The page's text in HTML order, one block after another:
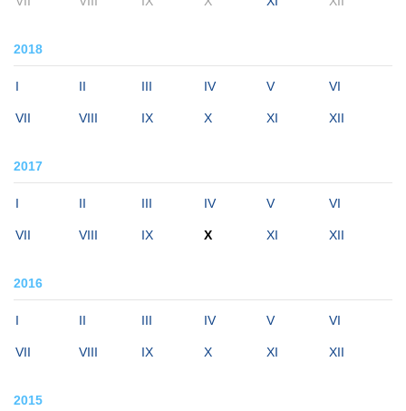
2018
I II III IV V VI
VII VIII IX X XI XII
2017
I II III IV V VI
VII VIII IX X XI XII
2016
I II III IV V VI
VII VIII IX X XI XII
2015